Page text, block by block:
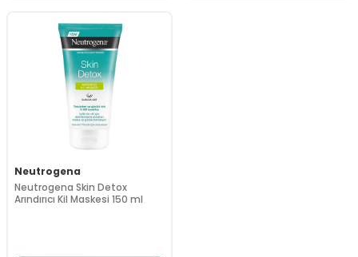
Neutrogena
Neutrogena Skin Detox
Arındırıcı Kil Maskesi 150 ml